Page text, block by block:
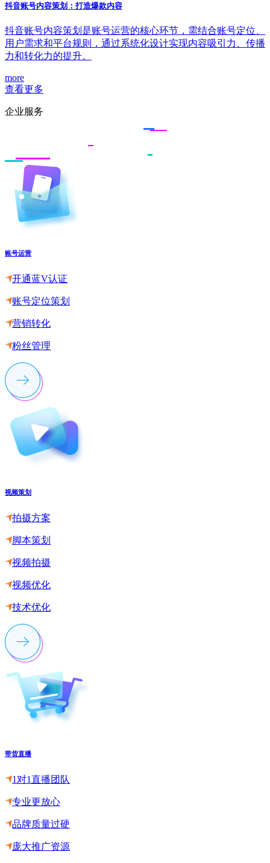
抖音账号内容策划：打造爆款内容
抖音账号内容策划是账号运营的核心环节，需结合账号定位、
用户需求和平台规则，通过系统化设计实现内容吸引力、传播
力和转化力的提升。
more
查看更多
企业服务
账号运营
开通蓝V认证
账号定位策划
营销转化
粉丝管理
视频策划
拍摄方案
脚本策划
视频拍摄
视频优化
技术优化
带货直播
1对1直播团队
专业更放心
品牌质量过硬
庞大推广资源